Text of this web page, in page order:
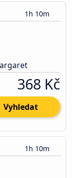
1h 10m
368 Kč
Vyhledat
1h 10m